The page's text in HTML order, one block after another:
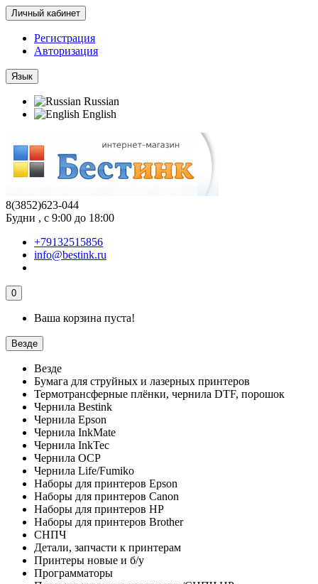
Личный кабинет
Регистрация
Авторизация
Язык
Russian
English
8(3852)623-044
Будни , с 9:00 до 18:00
+79132515856
info@bestink.ru
0
Ваша корзина пуста!
Везде
Везде
Бумага для струйных и лазерных принтеров
Термотрансферные плёнки, чернила DTF, порошок
Чернила Bestink
Чернила Epson
Чернила InkMate
Чернила InkTec
Чернила OCP
Чернила Life/Fumiko
Наборы для принтеров Epson
Наборы для принтеров Canon
Наборы для принтеров HP
Наборы для принтеров Brother
СНПЧ
Детали, запчасти к принтерам
Принтеры новые и б/у
Программаторы